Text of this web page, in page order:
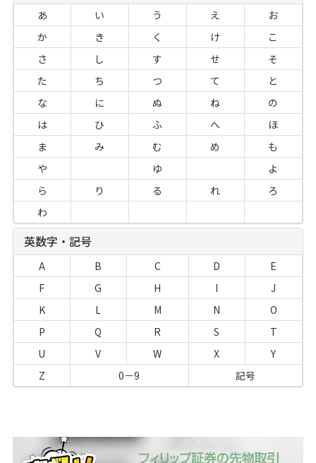
あ い う え
お
か
き く け
こ
さ
し す せ
そ
た
ち つ て
と
な
に ぬ ね
の
は
ひ ふ へ
ほ
ま
み む め
も
や
ゆ
よ
ら
り る れ
ろ
わ
英数字・記号
A B C D
E
F
G H I
J
K
L M N
O
P
Q R S
T
U
V W X
Y
Z
0－9 記号